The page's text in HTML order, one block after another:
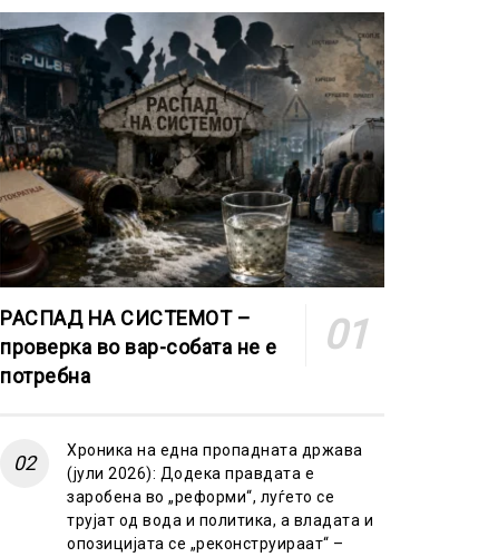
РАСПАД НА СИСТЕМОТ –
проверка во вар-собата не е
потребна
Хроника на една пропадната држава
(јули 2026): Додека правдата е
заробена во „реформи“, луѓето се
трујат од вода и политика, а владата и
опозицијата се „реконструираат“ –